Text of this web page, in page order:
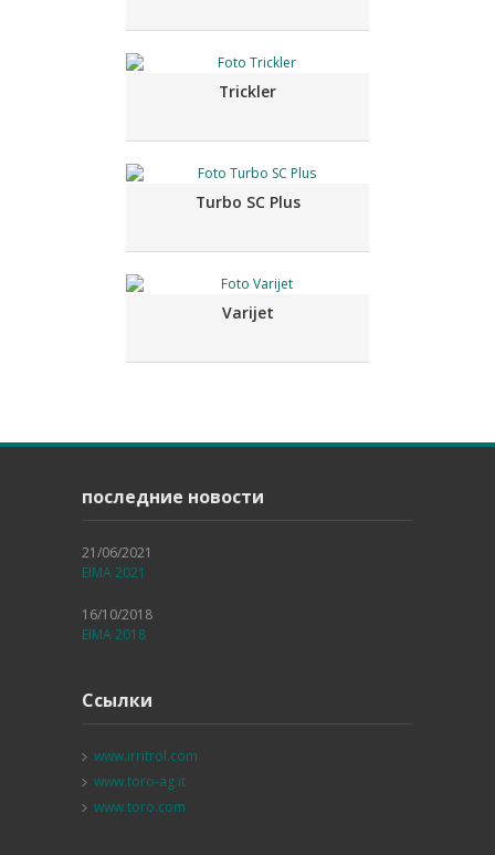
Trickler
Turbo SC Plus
Varijet
последние новости
21/06/2021
EIMA 2021
16/10/2018
EIMA 2018
Ссылки
www.irritrol.com
www.toro-ag.it
www.toro.com